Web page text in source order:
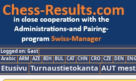
Logged on: Gast
Arabic ARM AZE BIH BUL CAT CHN CRO CZE DEN ENG
Etusivu Turnaustietokanta AUT